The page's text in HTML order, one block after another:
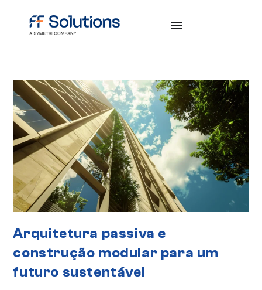
Arquitetura passiva e
construção modular para um
futuro sustentável